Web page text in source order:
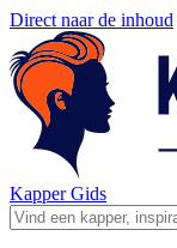
Direct naar de inhoud
Kapper Gids